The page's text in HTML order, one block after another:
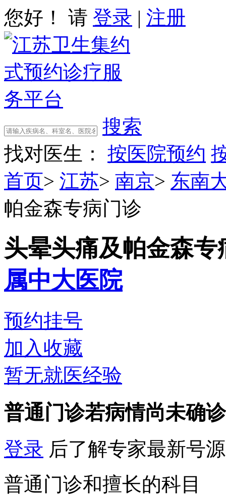
您好！ 请 登录 | 注册
搜索
找对医生：
按医院预约
首页> 江苏> 南京> 东南
帕金森专病门诊
头晕头痛及帕金森专
属中大医院
预约挂号
加入收藏
暂无就医经验
普通门诊若病情尚未确
登录 后了解专家最新号
普通门诊和擅长的科目